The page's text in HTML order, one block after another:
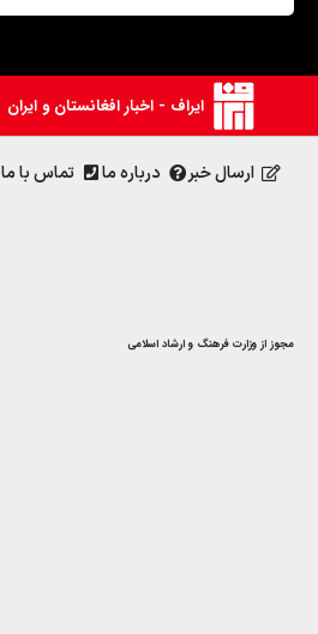
ایراف - اخبار افغانستان و ایران
ارسال خبر درباره ما تماس با ما
مجوز از وزارت فرهنگ و ارشاد اسلامی